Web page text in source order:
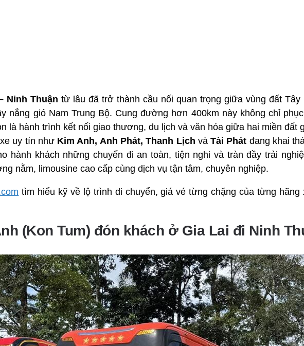
Ninh Thuận từ lâu đã trở thành cầu nối quan trọng giữa vùng đất Tây
nắng gió Nam Trung Bộ. Cung đường hơn 400km này không chỉ
là hành trình kết nối giao thương, du lịch và văn hóa giữa hai miền đất
uy tín như Kim Anh, Anh Phát, Thanh Lịch vàTài Phát đang khai
hành khách những chuyến đi an toàn, tiện nghi và tràn đầy trải
nằm, limousine cao cấp cùng dịch vụ tận tâm, chuyên nghiệp.
tìm hiểu kỹ về lộ trình di chuyển, giá vé từng chặng của từng hãng
(Kon Tum) đón khách ở Gia Lai đi Ninh